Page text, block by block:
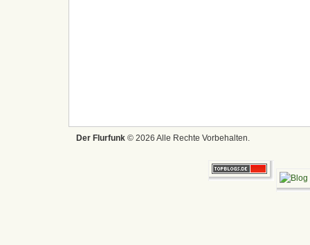
Der Flurfunk © 2026 Alle Rechte Vorbehalten.